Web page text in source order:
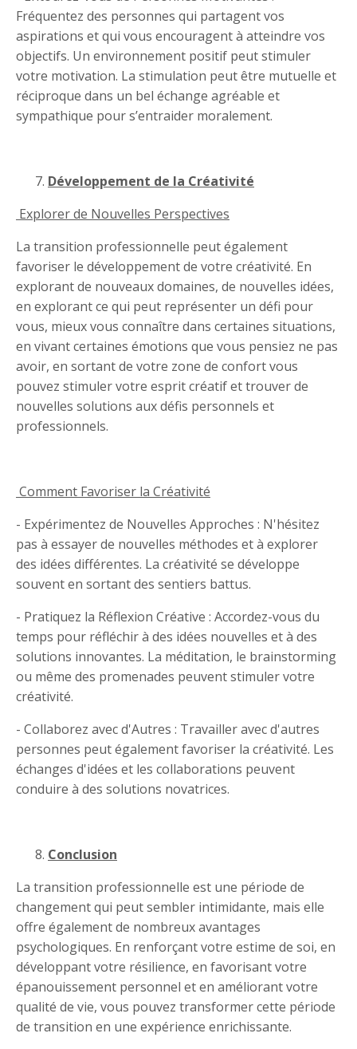
Fréquentez des personnes qui partagent vos
aspirations et qui vous encouragent à atteindre vos
objectifs. Un environnement positif peut stimuler
votre motivation. La stimulation peut être mutuelle et
réciproque dans un bel échange agréable et
sympathique pour s’entraider moralement.
Développement de la Créativité
Explorer de Nouvelles Perspectives
La transition professionnelle peut également
favoriser le développement de votre créativité. En
explorant de nouveaux domaines, de nouvelles idées,
en explorant ce qui peut représenter un défi pour
vous, mieux vous connaître dans certaines situations,
en vivant certaines émotions que vous pensiez ne pas
avoir, en sortant de votre zone de confort vous
pouvez stimuler votre esprit créatif et trouver de
nouvelles solutions aux défis personnels et
professionnels.
Comment Favoriser la Créativité
- Expérimentez de Nouvelles Approches : N'hésitez
pas à essayer de nouvelles méthodes et à explorer
des idées différentes. La créativité se développe
souvent en sortant des sentiers battus.
- Pratiquez la Réflexion Créative : Accordez-vous du
temps pour réfléchir à des idées nouvelles et à des
solutions innovantes. La méditation, le brainstorming
ou même des promenades peuvent stimuler votre
créativité.
- Collaborez avec d'Autres : Travailler avec d'autres
personnes peut également favoriser la créativité. Les
échanges d'idées et les collaborations peuvent
conduire à des solutions novatrices.
Conclusion
La transition professionnelle est une période de
changement qui peut sembler intimidante, mais elle
offre également de nombreux avantages
psychologiques. En renforçant votre estime de soi, en
développant votre résilience, en favorisant votre
épanouissement personnel et en améliorant votre
qualité de vie, vous pouvez transformer cette période
de transition en une expérience enrichissante.